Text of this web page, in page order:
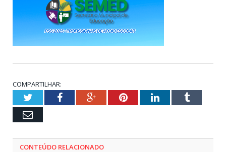
COMPARTILHAR:
TwitterFacebookGoogle+PinterestLinkedInTumblr
Email
CONTEÚDO RELACIONADO